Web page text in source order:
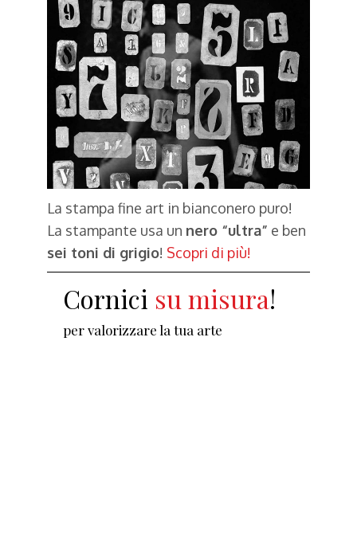
La stampa fine art in bianconero puro!
La stampante usa un nero “ultra” e ben
sei toni di grigio! Scopri di più!
Cornici artigianali!
per valorizzare la tua arte